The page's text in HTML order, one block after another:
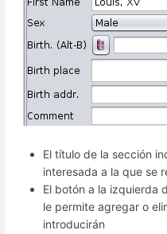
El título de la sección
interesada a la que se
El botón a la izquierda
le permite agregar o
introducirán